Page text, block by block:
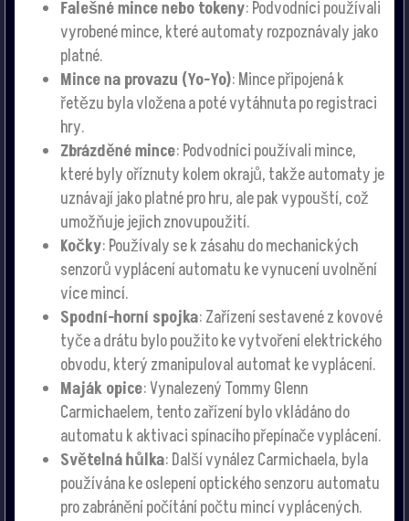
Falešné mince nebo tokeny: Podvodníci používali
vyrobené mince, které automaty rozpoznávaly jako
platné.
Mince na provazu (Yo-Yo): Mince připojená k
řetězu byla vložena a poté vytáhnuta po registraci
hry.
Zbrázděné mince: Podvodníci používali mince,
které byly oříznuty kolem okrajů, takže automaty je
uznávají jako platné pro hru, ale pak vypouští, což
umožňuje jejich znovupoužití.
Kočky: Používaly se k zásahu do mechanických
senzorů vyplácení automatu ke vynucení uvolnění
více mincí.
Spodní-horní spojka: Zařízení sestavené z kovové
tyče a drátu bylo použito ke vytvoření elektrického
obvodu, který zmanipuloval automat ke vyplácení.
Maják opice: Vynalezený Tommy Glenn
Carmichaelem, tento zařízení bylo vkládáno do
automatu k aktivaci spínacího přepínače vyplácení.
Světelná hůlka: Další vynález Carmichaela, byla
používána ke oslepení optického senzoru automatu
pro zabránění počítání počtu mincí vyplácených.